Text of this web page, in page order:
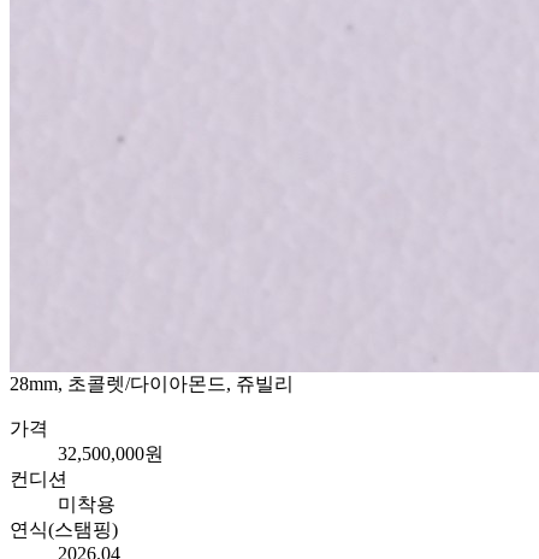
28mm, 초콜렛/다이아몬드, 쥬빌리
가격
32,500,000원
컨디션
미착용
연식(스탬핑)
2026.04